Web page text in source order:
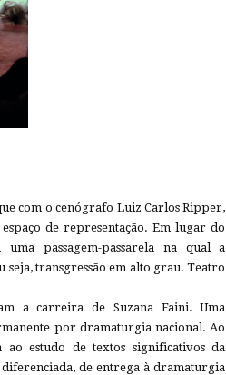
com o cenógrafo Luiz Carlos Ripper,
de representação. Em lugar do
passagem-passarela na qual a
transgressão em alto grau. Teatro
a carreira de Suzana Faini. Uma
por dramaturgia nacional. Ao
estudo de textos significativos da
de entrega à dramaturgia